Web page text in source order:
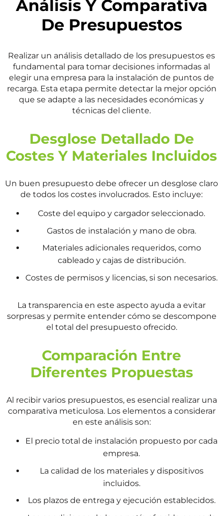
Análisis Y Comparativa
De Presupuestos
Realizar un análisis detallado de los presupuestos es
fundamental para tomar decisiones informadas al
elegir una empresa para la instalación de puntos de
recarga. Esta etapa permite detectar la mejor opción
que se adapte a las necesidades económicas y
técnicas del cliente.
Desglose Detallado De
Costes Y Materiales Incluidos
Un buen presupuesto debe ofrecer un desglose claro
de todos los costes involucrados. Esto incluye:
Coste del equipo y cargador seleccionado.
Gastos de instalación y mano de obra.
Materiales adicionales requeridos, como
cableado y cajas de distribución.
Costes de permisos y licencias, si son necesarios.
La transparencia en este aspecto ayuda a evitar
sorpresas y permite entender cómo se descompone
el total del presupuesto ofrecido.
Comparación Entre
Diferentes Propuestas
Al recibir varios presupuestos, es esencial realizar una
comparativa meticulosa. Los elementos a considerar
en este análisis son:
El precio total de instalación propuesto por cada
empresa.
La calidad de los materiales y dispositivos
incluidos.
Los plazos de entrega y ejecución establecidos.